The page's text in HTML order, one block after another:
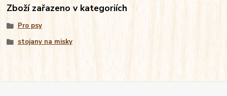
Zboží zařazeno v kategoriích
Pro psy
stojany na misky